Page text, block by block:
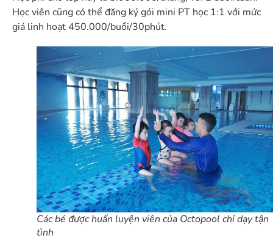
Học viên cũng có thể đăng ký gói mini PT học 1:1 với mức
giá linh hoạt 450.000/buổi/30phút.
Các bé được huấn luyện viên của Octopool chỉ dạy tận
tình